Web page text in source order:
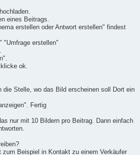
eines Beitrags.
erstellen oder Antwort erstellen" findest
"Umfrage erstellen"
ok.
die Stelle, wo das Bild erscheinen soll Dort ein
Fertig
nur mit 10 Bildern pro Beitrag. Dann einfach
zum Beispiel in Kontakt zu einem Verkäufer